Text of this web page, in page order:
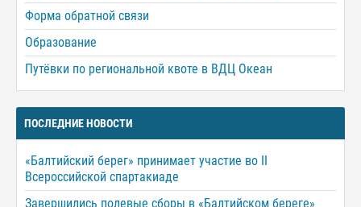
Форма обратной связи
Образование
Путёвки по региональной квоте в ВДЦ Океан
ПОСЛЕДНИЕ НОВОСТИ
«Балтийский берег» принимает участие во II
Всероссийской спартакиаде
Завершились полевые сборы в «Балтийском береге»